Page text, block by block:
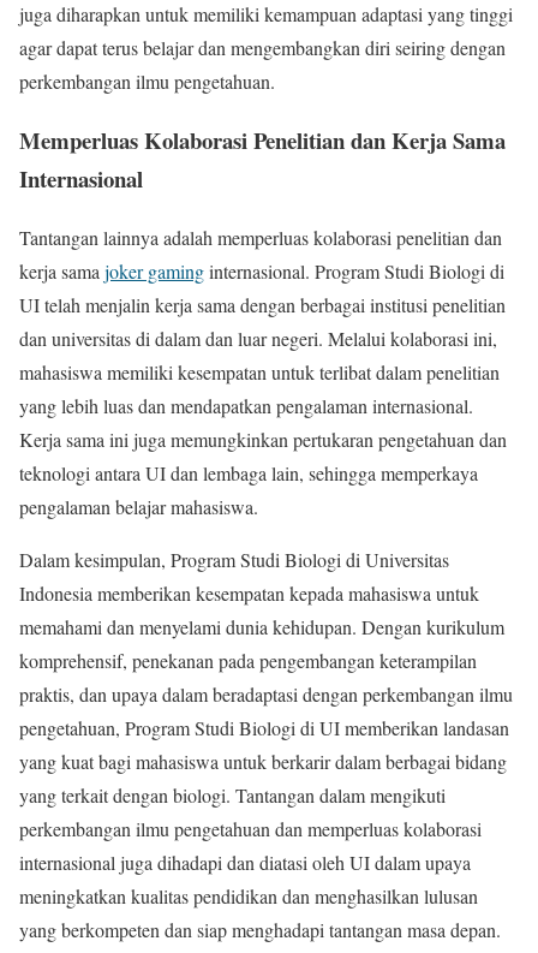
juga diharapkan untuk memiliki kemampuan adaptasi yang tinggi
agar dapat terus belajar dan mengembangkan diri seiring dengan
perkembangan ilmu pengetahuan.
Memperluas Kolaborasi Penelitian dan Kerja Sama
Internasional
Tantangan lainnya adalah memperluas kolaborasi penelitian dan
kerja sama joker gaminginternasional. Program Studi Biologi di
UI telah menjalin kerja sama dengan berbagai institusi penelitian
dan universitas di dalam dan luar negeri. Melalui kolaborasi ini,
mahasiswa memiliki kesempatan untuk terlibat dalam penelitian
yang lebih luas dan mendapatkan pengalaman internasional.
Kerja sama ini juga memungkinkan pertukaran pengetahuan dan
teknologi antara UI dan lembaga lain, sehingga memperkaya
pengalaman belajar mahasiswa.
Dalam kesimpulan, Program Studi Biologi di Universitas
Indonesia memberikan kesempatan kepada mahasiswa untuk
memahami dan menyelami dunia kehidupan. Dengan kurikulum
komprehensif, penekanan pada pengembangan keterampilan
praktis, dan upaya dalam beradaptasi dengan perkembangan ilmu
pengetahuan, Program Studi Biologi di UI memberikan landasan
yang kuat bagi mahasiswa untuk berkarir dalam berbagai bidang
yang terkait dengan biologi. Tantangan dalam mengikuti
perkembangan ilmu pengetahuan dan memperluas kolaborasi
internasional juga dihadapi dan diatasi oleh UI dalam upaya
meningkatkan kualitas pendidikan dan menghasilkan lulusan
yang berkompeten dan siap menghadapi tantangan masa depan.